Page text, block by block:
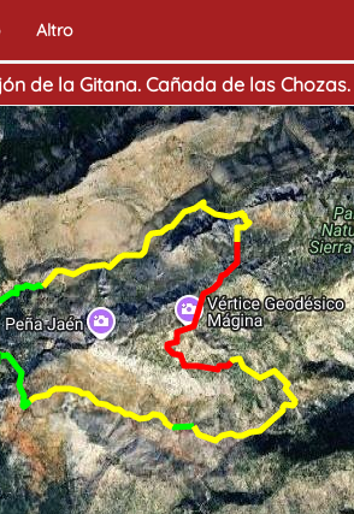
Altro
de la Gitana. Cañada de las